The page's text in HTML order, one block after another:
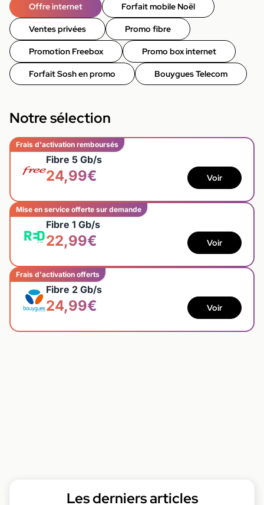
Offre internet Forfait mobile Noël
Ventes privées Promo fibre
Promotion Freebox Promo box internet
Forfait Sosh en promo Bouygues Telecom
Notre sélection
Frais d'activation remboursés
Fibre 5 Gb/s
24,99€ Voir
Mise en service offerte sur demande
Fibre 1 Gb/s
22,99€ Voir
Frais d'activation offerts
Fibre 2 Gb/s
24,99€ Voir
Les derniers articles